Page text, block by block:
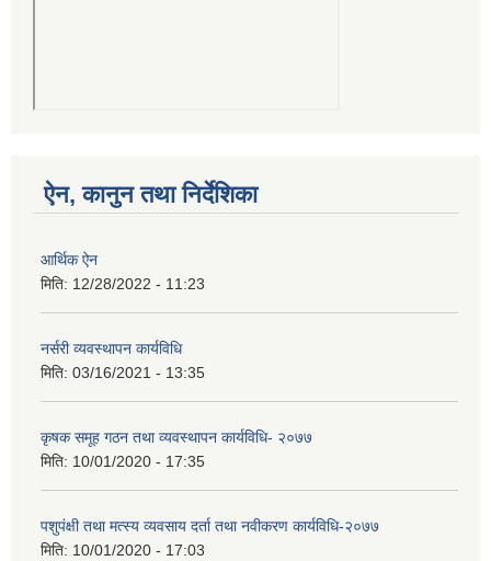
ऐन, कानुन तथा निर्देशिका
आर्थिक ऐन
मिति: 12/28/2022 - 11:23
नर्सरी व्यवस्थापन कार्यविधि
मिति: 03/16/2021 - 13:35
कृषक समूह गठन तथा व्यवस्थापन कार्यविधि- २०७७
मिति: 10/01/2020 - 17:35
पशुपंक्षी तथा मत्स्य व्यवसाय दर्ता तथा नवीकरण कार्यविधि-२०७७
मिति: 10/01/2020 - 17:03